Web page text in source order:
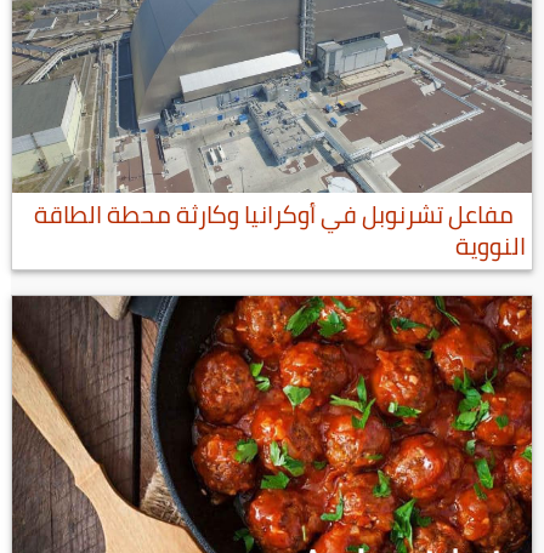
مفاعل تشرنوبل في أوكرانيا وكارثة محطة الطاقة
النووية